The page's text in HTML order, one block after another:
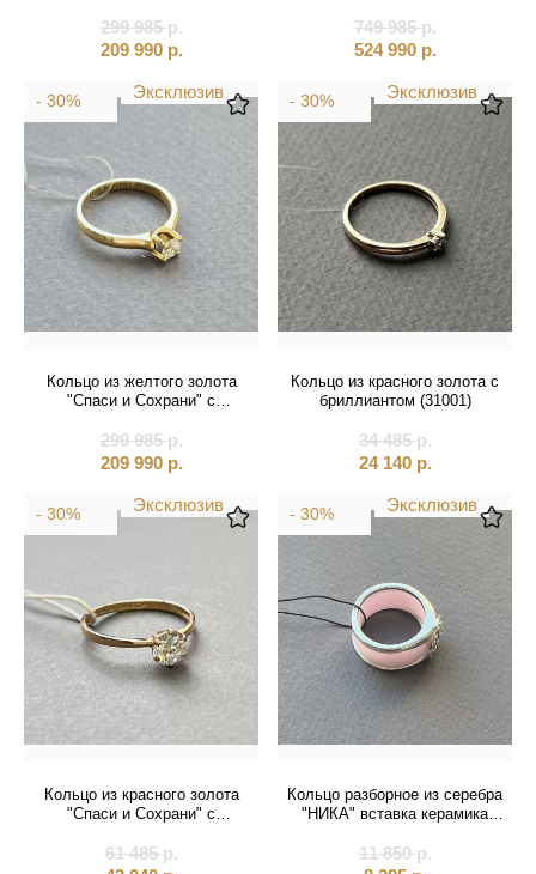
299 985р.
209 990 р.
749 985р.
524 990 р.
Эксклюзив
- 30%
Кольцо из желтого золота
"Спаси и Сохрани" с
299 985р.
209 990 р.
Эксклюзив
- 30%
Кольцо из красного золота с
бриллиантом (31001)
34 485р.
24 140 р.
Эксклюзив
- 30%
Кольцо из красного золота
"Спаси и Сохрани" с
61 485р.
Эксклюзив
- 30%
Кольцо разборное из серебра
"НИКА" вставка керамика
11 850р.